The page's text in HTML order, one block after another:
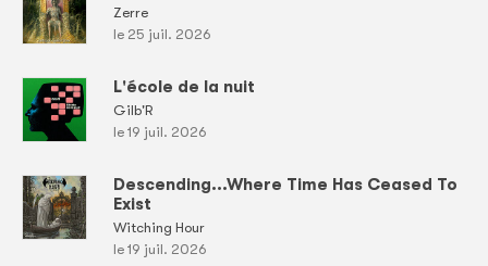
Zerre
le 25 juil. 2026
L'école de la nuit
Gilb'R
le 19 juil. 2026
Descending...Where Time Has Ceased To
Exist
Witching Hour
le 19 juil. 2026